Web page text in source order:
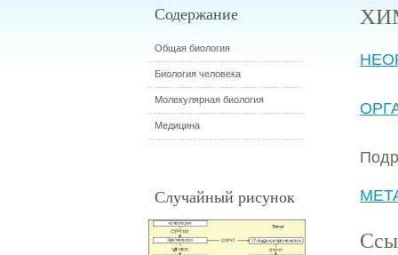
Содержание
Общая биология
Биология человека
Молекулярная биология
Медицина
Случайный рисунок